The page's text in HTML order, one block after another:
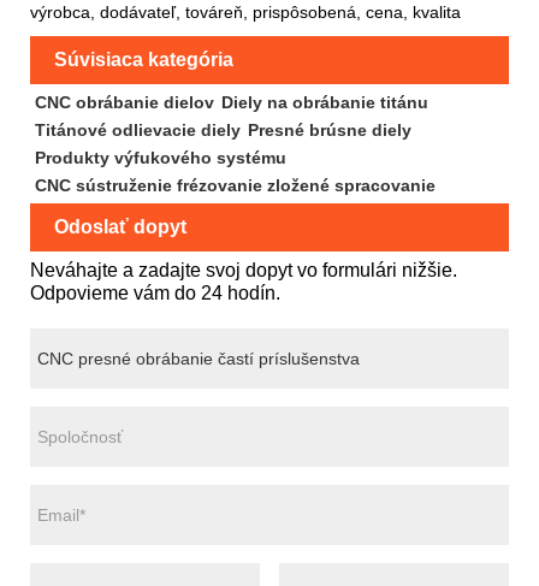
výrobca, dodávateľ, továreň, prispôsobená, cena, kvalita
Súvisiaca kategória
CNC obrábanie dielov Diely na obrábanie titánu
Titánové odlievacie diely Presné brúsne diely
Produkty výfukového systému
CNC sústruženie frézovanie zložené spracovanie
Odoslať dopyt
Neváhajte a zadajte svoj dopyt vo formulári nižšie.
Odpovieme vám do 24 hodín.